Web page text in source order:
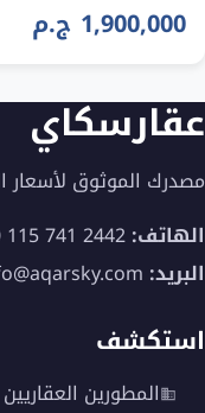
1,900,000 ج.م
عقارسكاي
مصدرك الموثوق
الهاتف:115 741 2442
البريد:
استكشف
المطورين العقاريين